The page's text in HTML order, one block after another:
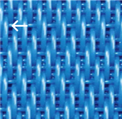
집
제
2020
-
2026
HUATAO
LOVER
LTD.
All
Rights
Reserved.